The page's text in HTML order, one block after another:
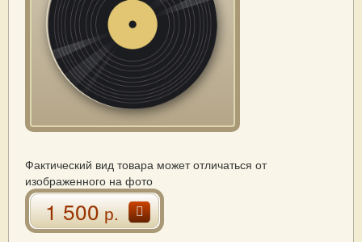
Фактический вид товара может отличаться от
изображенного на фото
1 500р.